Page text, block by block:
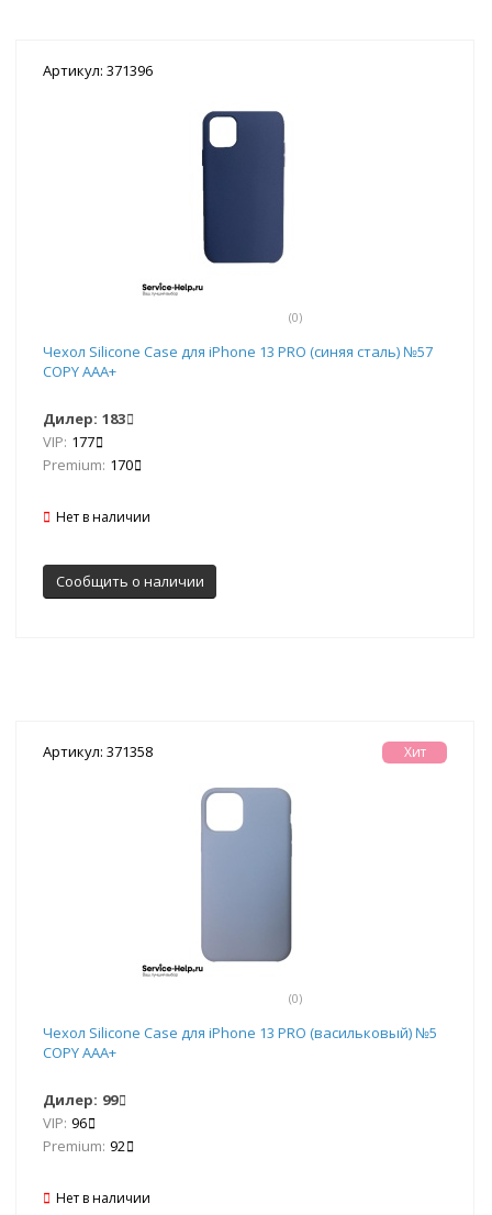
Артикул: 371396
(0)
Чехол Silicone Case для iPhone 13 PRO (синяя сталь) №57
COPY AAA+
Дилер: 183
VIP: 177
Premium: 170
Нет в наличии
Сообщить о наличии
Артикул: 371358
(0)
Хит
Чехол Silicone Case для iPhone 13 PRO (васильковый) №5
COPY AAA+
Дилер: 99
VIP: 96
Premium: 92
Нет в наличии